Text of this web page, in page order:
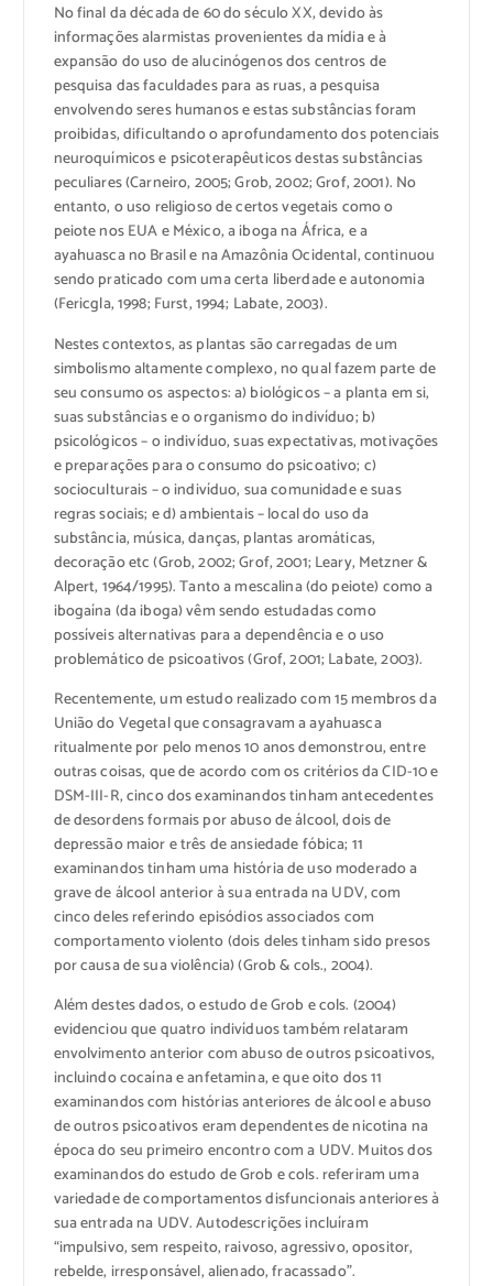
No final da década de 60 do século XX, devido às
informações alarmistas provenientes da mídia e à
expansão do uso de alucinógenos dos centros de
pesquisa das faculdades para as ruas, a pesquisa
envolvendo seres humanos e estas substâncias foram
proibidas, dificultando o aprofundamento dos potenciais
neuroquímicos e psicoterapêuticos destas substâncias
peculiares (Carneiro, 2005; Grob, 2002; Grof, 2001). No
entanto, o uso religioso de certos vegetais como o
peiote nos EUA e México, a iboga na África, e a
ayahuasca no Brasil e na Amazônia Ocidental, continuou
sendo praticado com uma certa liberdade e autonomia
(Fericgla, 1998; Furst, 1994; Labate, 2003).
Nestes contextos, as plantas são carregadas de um
simbolismo altamente complexo, no qual fazem parte de
seu consumo os aspectos: a) biológicos – a planta em si,
suas substâncias e o organismo do indivíduo; b)
psicológicos – o indivíduo, suas expectativas, motivações
e preparações para o consumo do psicoativo; c)
socioculturais – o indivíduo, sua comunidade e suas
regras sociais; e d) ambientais – local do uso da
substância, música, danças, plantas aromáticas,
decoração etc (Grob, 2002; Grof, 2001; Leary, Metzner &
Alpert, 1964/1995). Tanto a mescalina (do peiote) como a
ibogaína (da iboga) vêm sendo estudadas como
possíveis alternativas para a dependência e o uso
problemático de psicoativos (Grof, 2001; Labate, 2003).
Recentemente, um estudo realizado com 15 membros da
União do Vegetal que consagravam a ayahuasca
ritualmente por pelo menos 10 anos demonstrou, entre
outras coisas, que de acordo com os critérios da CID-10 e
DSM-III-R, cinco dos examinandos tinham antecedentes
de desordens formais por abuso de álcool, dois de
depressão maior e três de ansiedade fóbica; 11
examinandos tinham uma história de uso moderado a
grave de álcool anterior à sua entrada na UDV, com
cinco deles referindo episódios associados com
comportamento violento (dois deles tinham sido presos
por causa de sua violência) (Grob & cols., 2004).
Além destes dados, o estudo de Grob e cols. (2004)
evidenciou que quatro indivíduos também relataram
envolvimento anterior com abuso de outros psicoativos,
incluindo cocaína e anfetamina, e que oito dos 11
examinandos com histórias anteriores de álcool e abuso
de outros psicoativos eram dependentes de nicotina na
época do seu primeiro encontro com a UDV. Muitos dos
examinandos do estudo de Grob e cols. referiram uma
variedade de comportamentos disfuncionais anteriores à
sua entrada na UDV. Autodescrições incluíram
“impulsivo, sem respeito, raivoso, agressivo, opositor,
rebelde, irresponsável, alienado, fracassado”.